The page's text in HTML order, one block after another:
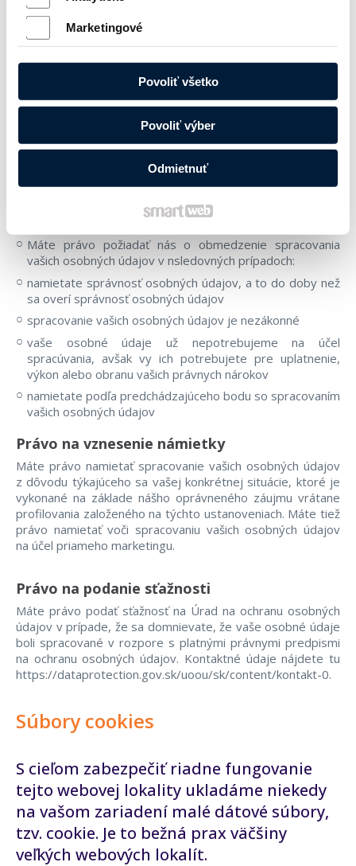
Osobné údaje už nie sú potrebné na účely, na ktoré sa
získali a boli spracované
Odvoláte svoj súhlas, na základe ktorého boli osobné
údaje spracované a neexistuje iný právny základ pre
Dôvodom pre výmaz je splnenie povinnosti podľa
zákona, osobitného predpisu alebo medzinárodnej
Ide o osobné údaje osoby mladšej ako 16 rokov
Právo na obmedzenie spracúvania
Máte právo požiadať nás o obmedzenie spracovania
vašich osobných údajov v nsledovných prípadoch:
namietate správnosť osobných údajov, a to do doby než
sa overí správnosť osobných údajov
spracovanie vašich osobných údajov je nezákonné
vaše osobné údaje už nepotrebujeme na účel
spracúvania, avšak vy ich potrebujete pre uplatnenie,
výkon alebo obranu vašich právnych nárokov
namietate podľa predchádzajúceho bodu so spracovaním
vašich osobných údajov
Právo na vznesenie námietky
Máte právo namietať spracovanie vašich osobných údajov
z dôvodu týkajúceho sa vašej konkrétnej situácie, ktoré je
vykonané na základe nášho oprávneného záujmu vrátane
profilovania založeného na týchto ustanoveniach. Máte tiež
právo namietať voči spracovaniu vašich osobných údajov
na účel priameho marketingu.
Právo na podanie sťažnosti
Máte právo podať sťažnosť na Úrad na ochranu osobných
údajov v prípade, že sa domnievate, že vaše osobné údaje
boli spracované v rozpore s platnými právnymi predpismi
na ochranu osobných údajov. Kontaktné údaje nájdete tu
https://dataprotection.gov.sk/uoou/sk/content/kontakt-0.
Súbory cookies
S cieľom zabezpečiť riadne fungovanie
tejto webovej lokality ukladáme niekedy
na vašom zariadení malé dátové súbory,
tzv. cookie. Je to bežná prax väčšiny
veľkých webových lokalít.
Marketingové
Odmietnuť
Povoliť výber
Povoliť všetko